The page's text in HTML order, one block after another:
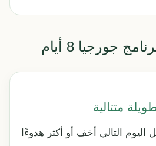
جورجيا 8 أيام
متتالية
اليوم التالي أخف أو أكثر هدوءًا